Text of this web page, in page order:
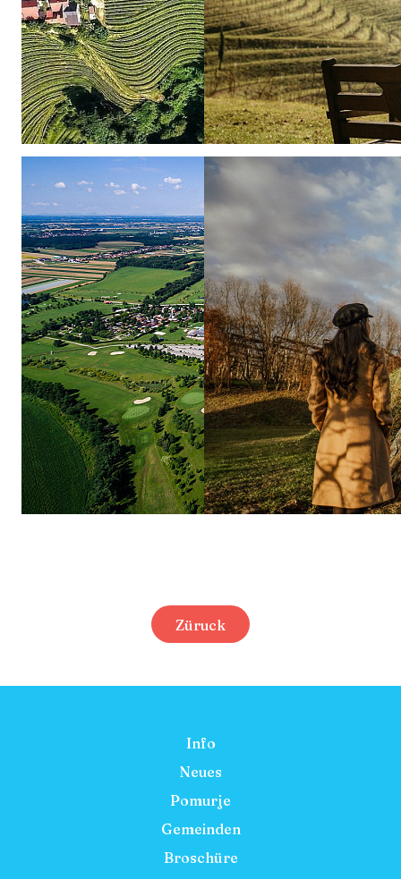
Züruck
Info
Neues
Pomurje
Gemeinden
Broschüre